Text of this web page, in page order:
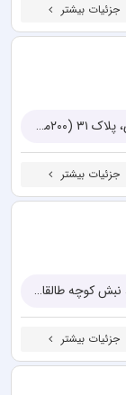
جزئیات بیشتر
تهران، میرداماد، میدان محسنی، خیابان شاه نظری، پلاک ۳۱ (۲۰۰متر پایین تر از میدان محسنی بین کوچه نازآفرین و ابن سینا)، طبقه سوم
جزئیات بیشتر
تهران، خیابان ملاصدرا، خیابان شیخ بهایی شمالی، نبش کوچه طالقانی، آموزشگاه موسیقی پارس
جزئیات بیشتر